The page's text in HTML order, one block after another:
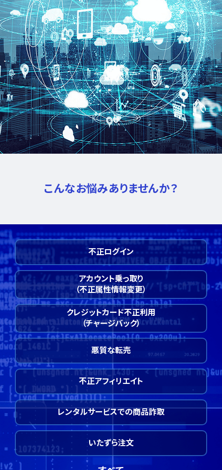
こんなお悩みありませんか？
不正ログイン
アカウント乗っ取り
（不正属性情報変更）
クレジットカード不正利用
（チャージバック）
悪質な転売
不正アフィリエイト
レンタルサービスでの商品詐取
いたずら注文